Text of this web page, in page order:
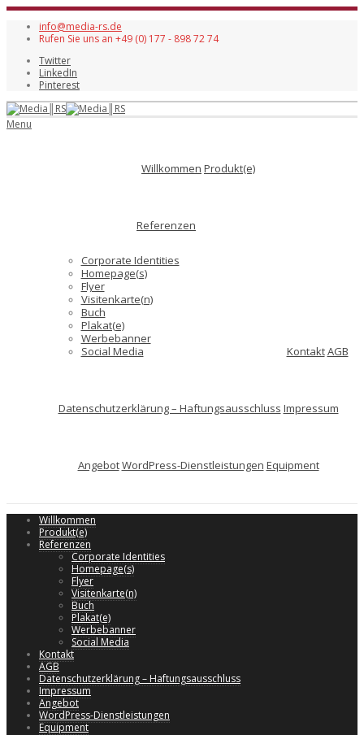
info@media-rs.de
Rufen Sie uns an +49 (0) 177 - 898 72 74
Twitter
LinkedIn
Pinterest
Menu
Willkommen Produkt(e)
Referenzen
Corporate Identities
Homepage(s)
Flyer
Visitenkarte(n)
Buch
Plakat(e)
Werbebanner
Social Media
KontaktAGB
Datenschutzerklärung – Haftungsausschluss Impressum
AngebotWordPress-Dienstleistungen Equipment
Willkommen
Produkt(e)
Referenzen
Corporate Identities
Homepage(s)
Flyer
Visitenkarte(n)
Buch
Plakat(e)
Werbebanner
Social Media
Kontakt
AGB
Datenschutzerklärung – Haftungsausschluss
Impressum
Angebot
WordPress-Dienstleistungen
Equipment